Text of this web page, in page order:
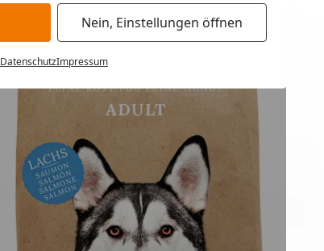
Nein, Einstellungen öffnen
DatenschutzImpressum